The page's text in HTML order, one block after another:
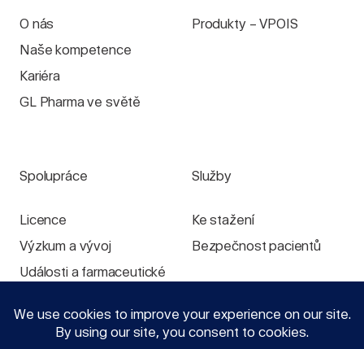
O nás
Naše kompetence
Kariéra
GL Pharma ve světě
Produkty – VPOIS
Spolupráce
Licence
Výzkum a vývoj
Události a farmaceutické
Služby
Ke stažení
Bezpečnost pacientů